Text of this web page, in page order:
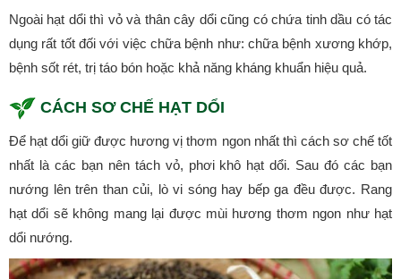
Ngoài hạt dổi thì vỏ và thân cây dổi cũng có chứa tinh dầu có tác
dụng rất tốt đối với việc chữa bệnh như: chữa bệnh xương khớp,
bệnh sốt rét, trị táo bón hoặc khả năng kháng khuẩn hiệu quả.
CÁCH SƠ CHẾ HẠT DỔI
Để hạt dổi giữ được hương vị thơm ngon nhất thì cách sơ chế tốt
nhất là các bạn nên tách vỏ, phơi khô hạt dổi. Sau đó các bạn
nướng lên trên than củi, lò vi sóng hay bếp ga đều được. Rang
hạt dổi sẽ không mang lại được mùi hương thơm ngon như hạt
dổi nướng.